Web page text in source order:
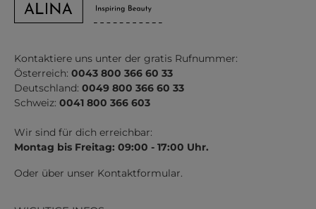
Kontaktiere uns unter der gratis Rufnummer:
Österreich: 0043 800 366 60 33
Deutschland: 0049 800 366 60 33
Schweiz: 0041 800 366 603
Wir sind für dich erreichbar:
Montag bis Freitag: 09:00 - 17:00 Uhr.
Oder über unser Kontaktformular.